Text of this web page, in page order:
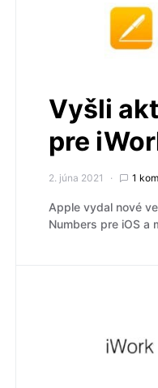
Vyšli
pre
2. júna 2021 1
Apple vydal nové
Numbers pre iOS a